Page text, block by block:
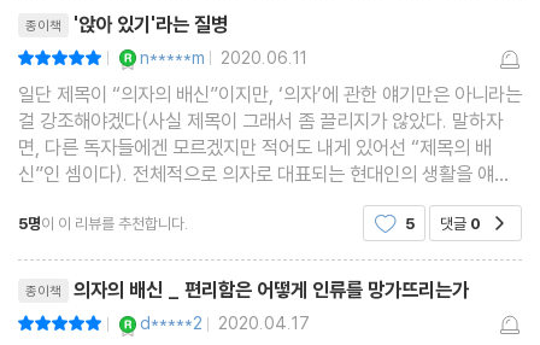
밀착하여 생활하
종이책 '앉아 있기'라는 질병
| n*****m | 2020.06.11
일단 제목이 “의자의 배신”이지만, ‘의자’에 관한 얘기만은 아니라는
걸 강조해야겠다(사실 제목이 그래서 좀 끌리지가 않았다. 말하자
면, 다른 독자들에겐 모르겠지만 적어도 내게 있어선 “제목의 배
신”인 셈이다). 전체적으로 의자로 대표되는 현대인의 생활을 얘기
하고 있기도 하고, 의자가 중심이 되는 부분도 있지만, 그래도 이 책
을 ‘의자’에 관한 얘기로 한정시키기에는
5명이 이 리뷰를 추천합니다. 5 댓글 0
종이책 의자의 배신 _ 편리함은 어떻게 인류를 망가뜨리는가
| d*****2 | 2020.04.17